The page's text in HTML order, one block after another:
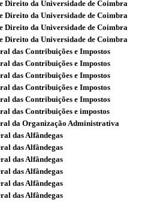
Direito da Universidade de Coimbra
Direito da Universidade de Coimbra
Direito da Universidade de Coimbra
Direito da Universidade de Coimbra
das Contribuições e Impostos
das Contribuições e Impostos
das Contribuições e Impostos
das Contribuições e Impostos
das Contribuições e Impostos
das Contribuições e impostos
da Organização Administrativa
das Alfândegas
das Alfândegas
das Alfândegas
das Alfândegas
das Alfândegas
das Alfândegas